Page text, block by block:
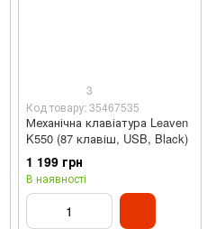
3
Код товару: 35467535
Механічна клавіатура Leaven
K550 (87 клавіш, USB, Black)
1 199 грн
В наявності